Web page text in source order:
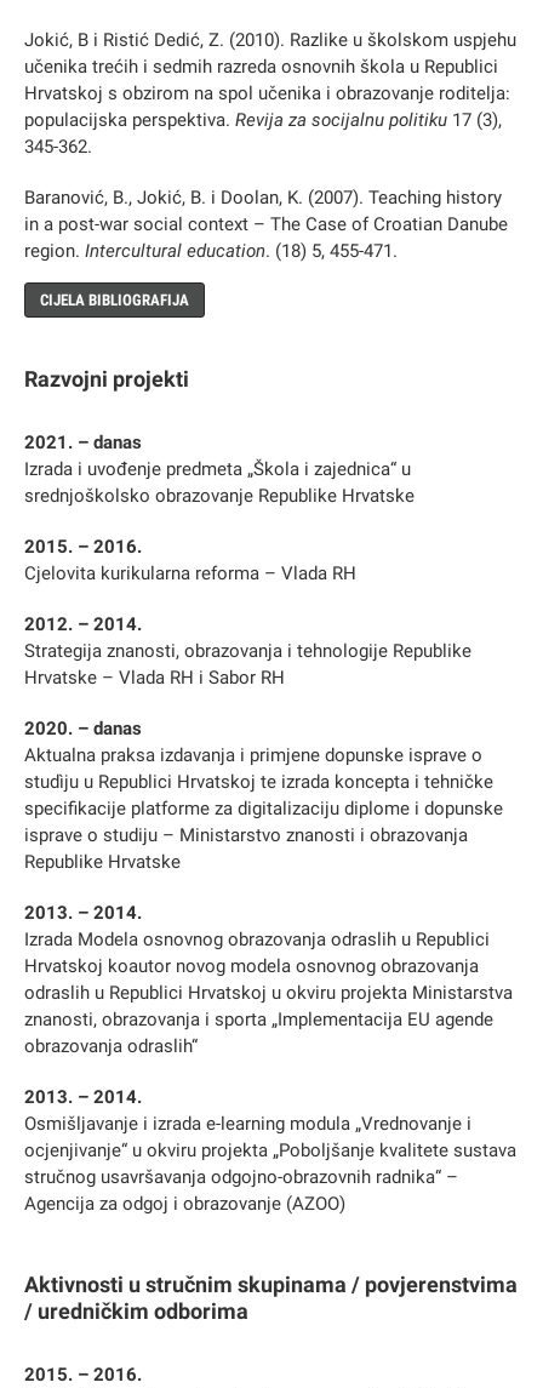
Jokić, B i Ristić Dedić, Z. (2010). Razlike u školskom uspjehu
učenika trećih i sedmih razreda osnovnih škola u Republici
Hrvatskoj s obzirom na spol učenika i obrazovanje roditelja:
populacijska perspektiva. Revija za socijalnu politiku 17 (3),
345-362.
Baranović, B., Jokić, B. i Doolan, K. (2007). Teaching history
in a post-war social context – The Case of Croatian Danube
region. Intercultural education. (18) 5, 455-471.
CIJELA BIBLIOGRAFIJA
Razvojni projekti
2021. – danas
Izrada i uvođenje predmeta „Škola i zajednica“ u
srednjoškolsko obrazovanje Republike Hrvatske
2015. – 2016.
Cjelovita kurikularna reforma – Vlada RH
2012. – 2014.
Strategija znanosti, obrazovanja i tehnologije Republike
Hrvatske – Vlada RH i Sabor RH
2020. – danas
Aktualna praksa izdavanja i primjene dopunske isprave o
studìju u Republici Hrvatskoj te izrada koncepta i tehničke
specifikacije platforme za digitalizaciju diplome i dopunske
isprave o studiju – Ministarstvo znanosti i obrazovanja
Republike Hrvatske
2013. – 2014.
Izrada Modela osnovnog obrazovanja odraslih u Republici
Hrvatskoj koautor novog modela osnovnog obrazovanja
odraslih u Republici Hrvatskoj u okviru projekta Ministarstva
znanosti, obrazovanja i sporta „Implementacija EU agende
obrazovanja odraslih“
2013. – 2014.
Osmišljavanje i izrada e-learning modula „Vrednovanje i
ocjenjivanje“ u okviru projekta „Poboljšanje kvalitete sustava
stručnog usavršavanja odgojno-obrazovnih radnika“ –
Agencija za odgoj i obrazovanje (AZOO)
Aktivnosti u stručnim skupinama / povjerenstvima
/ uredničkim odborima
2015. – 2016.